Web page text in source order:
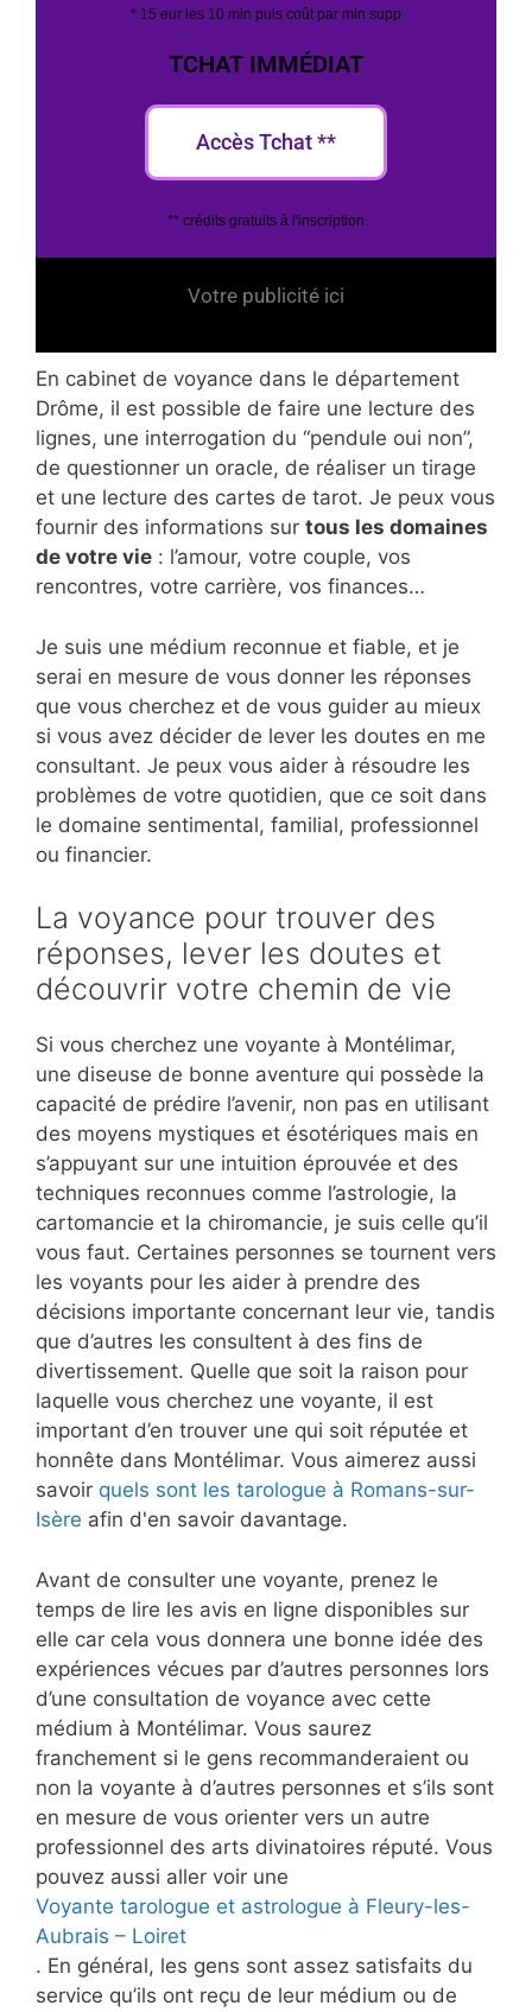
* 15 eur les 10 min puis coût par min supp
TCHAT IMMÉDIAT
Accès Tchat **
** crédits gratuits à l'inscription
Votre publicité ici
En cabinet de voyance dans le département
Drôme, il est possible de faire une lecture des
lignes, une interrogation du “pendule oui non”,
de questionner un oracle, de réaliser un tirage
et une lecture des cartes de tarot. Je peux vous
fournir des informations sur tous les domaines
de votre vie : l’amour, votre couple, vos
rencontres, votre carrière, vos finances…
Je suis une médium reconnue et fiable, et je
serai en mesure de vous donner les réponses
que vous cherchez et de vous guider au mieux
si vous avez décider de lever les doutes en me
consultant. Je peux vous aider à résoudre les
problèmes de votre quotidien, que ce soit dans
le domaine sentimental, familial, professionnel
ou financier.
La voyance pour trouver des
réponses, lever les doutes et
découvrir votre chemin de vie
Si vous cherchez une voyante à Montélimar,
une diseuse de bonne aventure qui possède la
capacité de prédire l’avenir, non pas en utilisant
des moyens mystiques et ésotériques mais en
s’appuyant sur une intuition éprouvée et des
techniques reconnues comme l’astrologie, la
cartomancie et la chiromancie, je suis celle qu’il
vous faut. Certaines personnes se tournent vers
les voyants pour les aider à prendre des
décisions importante concernant leur vie, tandis
que d’autres les consultent à des fins de
divertissement. Quelle que soit la raison pour
laquelle vous cherchez une voyante, il est
important d’en trouver une qui soit réputée et
honnête dans Montélimar. Vous aimerez aussi
savoir quels sont les tarologue à Romans-sur-
Isère afin d'en savoir davantage.
Avant de consulter une voyante, prenez le
temps de lire les avis en ligne disponibles sur
elle car cela vous donnera une bonne idée des
expériences vécues par d’autres personnes lors
d’une consultation de voyance avec cette
médium à Montélimar. Vous saurez
franchement si le gens recommanderaient ou
non la voyante à d’autres personnes et s’ils sont
en mesure de vous orienter vers un autre
professionnel des arts divinatoires réputé. Vous
pouvez aussi aller voir une
Voyante tarologue et astrologue à Fleury-les-
Aubrais – Loiret
. En général, les gens sont assez satisfaits du
service qu’ils ont reçu de leur médium ou de